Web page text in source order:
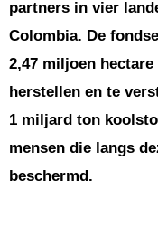
partners in vier
Colombia. De
2,47 miljoen
herstellen en te
1 miljard ton
mensen die langs
beschermd.